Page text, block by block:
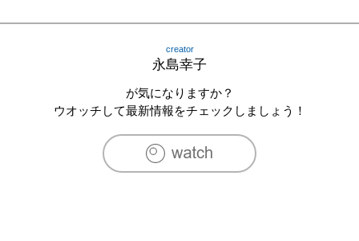
creator
永島幸子
が気になりますか？
ウオッチして最新情報をチェックしましょう！